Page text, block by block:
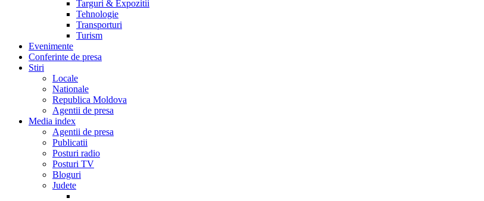
Targuri & Expozitii
Tehnologie
Transporturi
Turism
Evenimente
Conferinte de presa
Stiri
Locale
Nationale
Republica Moldova
Agentii de presa
Media index
Agentii de presa
Publicatii
Posturi radio
Posturi TV
Bloguri
Judete